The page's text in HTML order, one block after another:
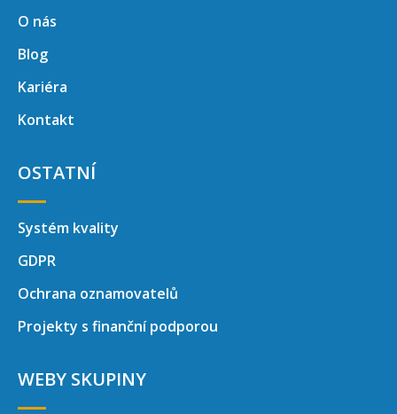
O nás
Blog
Kariéra
Kontakt
OSTATNÍ
Systém kvality
GDPR
Ochrana oznamovatelů
Projekty s finanční podporou
WEBY SKUPINY